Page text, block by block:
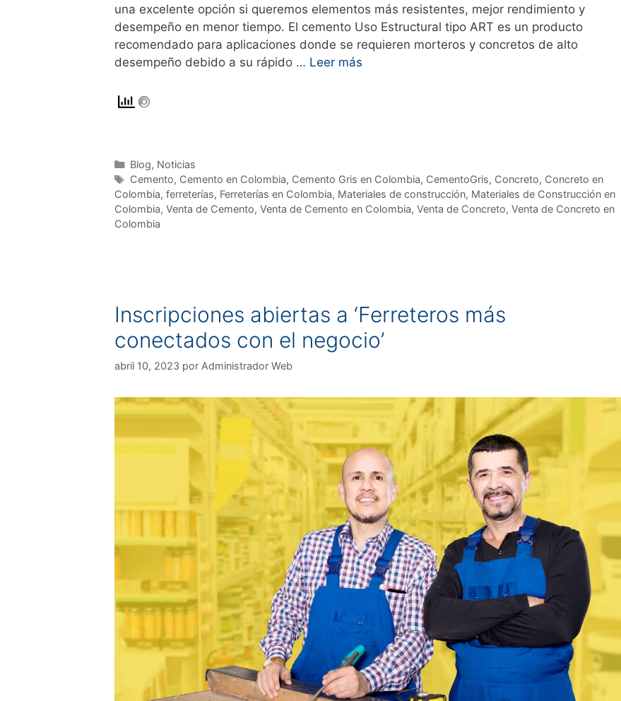
una excelente opción si queremos elementos más resistentes, mejor rendimiento y
desempeño en menor tiempo. El cemento Uso Estructural tipo ART es un producto
recomendado para aplicaciones donde se requieren morteros y concretos de alto
desempeño debido a su rápido … Leer más
Blog, Noticias
Cemento, Cemento en Colombia, Cemento Gris en Colombia, CementoGris, Concreto, Concreto en
Colombia, ferreterías, Ferreterías en Colombia, Materiales de construcción, Materiales de Construcción en
Colombia, Venta de Cemento, Venta de Cemento en Colombia, Venta de Concreto, Venta de Concreto en
Colombia
Inscripciones abiertas a ‘Ferreteros más
conectados con el negocio’
abril 10, 2023 por Administrador Web